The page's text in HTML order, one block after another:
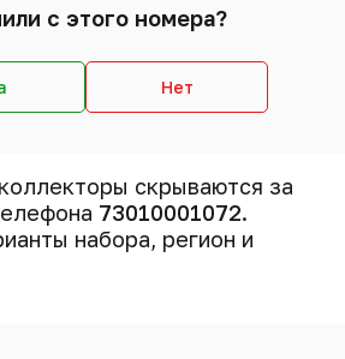
с этого номера?
Нет
скрываются за
73010001072.
набора, регион и